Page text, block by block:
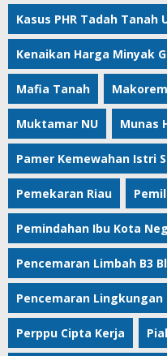
Kasus PHR Tadah Tanah
Kenaikan Harga Minyak
Mafia Tanah
Muktamar NU Munas
Pamer Kemewahan Istri
Pemekaran Riau
Pemindahan Ibu Kota
Pencemaran Limbah B3
Pencemaran Lingkungan
Perppu Cipta Kerja